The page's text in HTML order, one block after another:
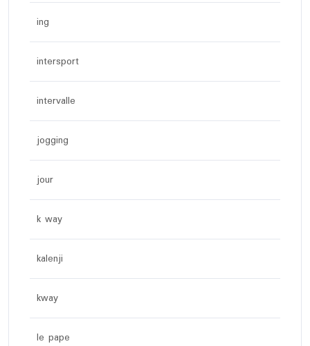
ing
intersport
intervalle
jogging
jour
k way
kalenji
kway
le pape